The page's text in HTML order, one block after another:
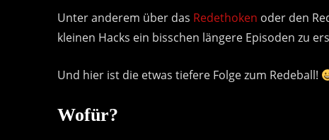
Unter anderem über das Redethoken oder den
kleinen Hacks ein bisschen längere Episoden zu
Und hier ist die etwas tiefere Folge zum Redeball!
Wofür?